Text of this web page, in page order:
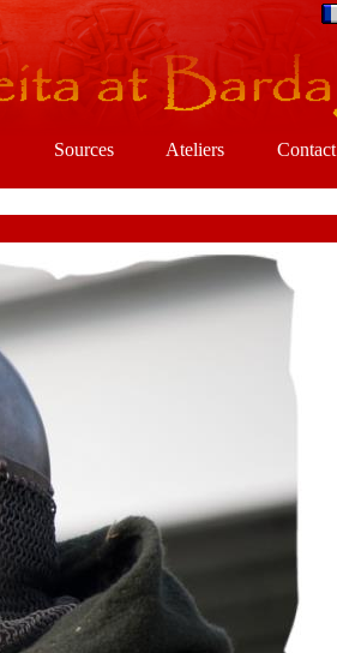
Sources Ateliers
Contact